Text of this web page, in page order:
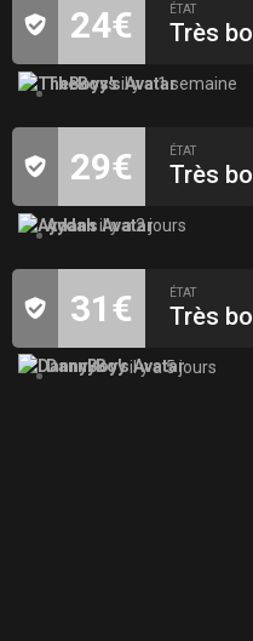
24€ ÉTAT
Très
TheBoysil y a 1 semaine
29€ ÉTAT
Très
Aydanil y a 2 jours
31€ ÉTAT
Très
DannyBoyil y a 5 jours